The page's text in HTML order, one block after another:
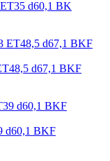
d60,1 BK
d67,1 BKF
d60,1 BKF